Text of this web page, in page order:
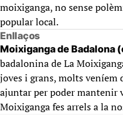
moixiganga, no sense
popular local.
Enllaços
Moixiganga de Badalona
badalonina de La
joves i grans, molts veníem
ajuntar per poder mantenir
Moixiganga fes arrels a la